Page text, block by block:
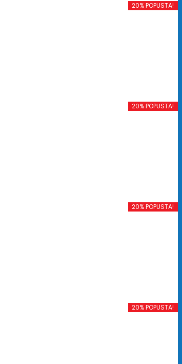
20% POPUSTA!
20% POPUSTA!
20% POPUSTA!
20% POPUSTA!